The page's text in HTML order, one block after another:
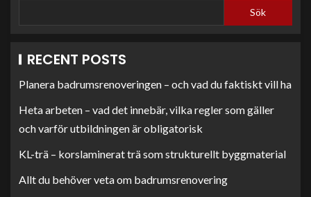
Sök
RECENT POSTS
Planera badrumsrenoveringen – och vad du faktiskt vill ha
Heta arbeten – vad det innebär, vilka regler som gäller
och varför utbildningen är obligatorisk
KL-trä – korslaminerat trä som strukturellt byggmaterial
Allt du behöver veta om badrumsrenovering